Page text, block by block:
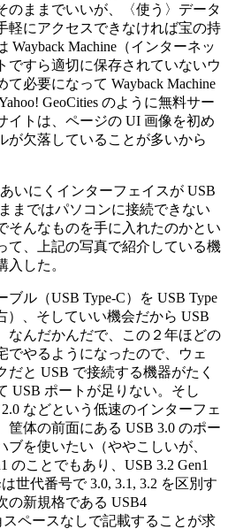
のままでいいが、〈使う〉データ
軽にアクセスできなければ宝の持
Wayback Machine（インターネッ
ですら適切に保存されていないウ
必要になって Wayback Machine
GeoCities のように無料サー
イトは、ページの UI 画像を初め
が欠落していることが多いから
いにくインターフェイスが USB
まではパソコンに接続できない
そんなものを手に入れたのかとい
て、上記の写真で紹介している機
した。
ル（USB Type-C）を USB Type
）、そしていい機会だから USB
なんだかんだで、この２年ほどの
でやるようになったので、ウェ
と USB で接続する機器がたく
USB ポートが足りない。そし
などという低速のインターフェ
筐体の前面にある USB 3.0 のポー
ブを使いたい（ややこしいが、
のことでもあり、USB 3.2 Gen1
世代番号で 3.0, 3.1, 3.2 を区別す
の新規格である USB4
ペースなしで記載することが求